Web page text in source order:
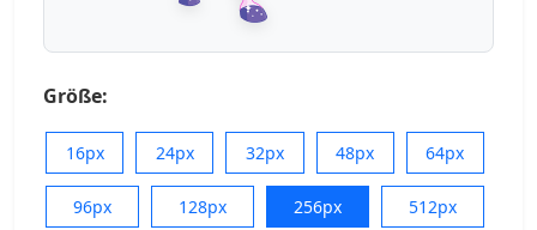
Größe:
16px 24px 32px 48px 64px
96px 128px 256px 512px